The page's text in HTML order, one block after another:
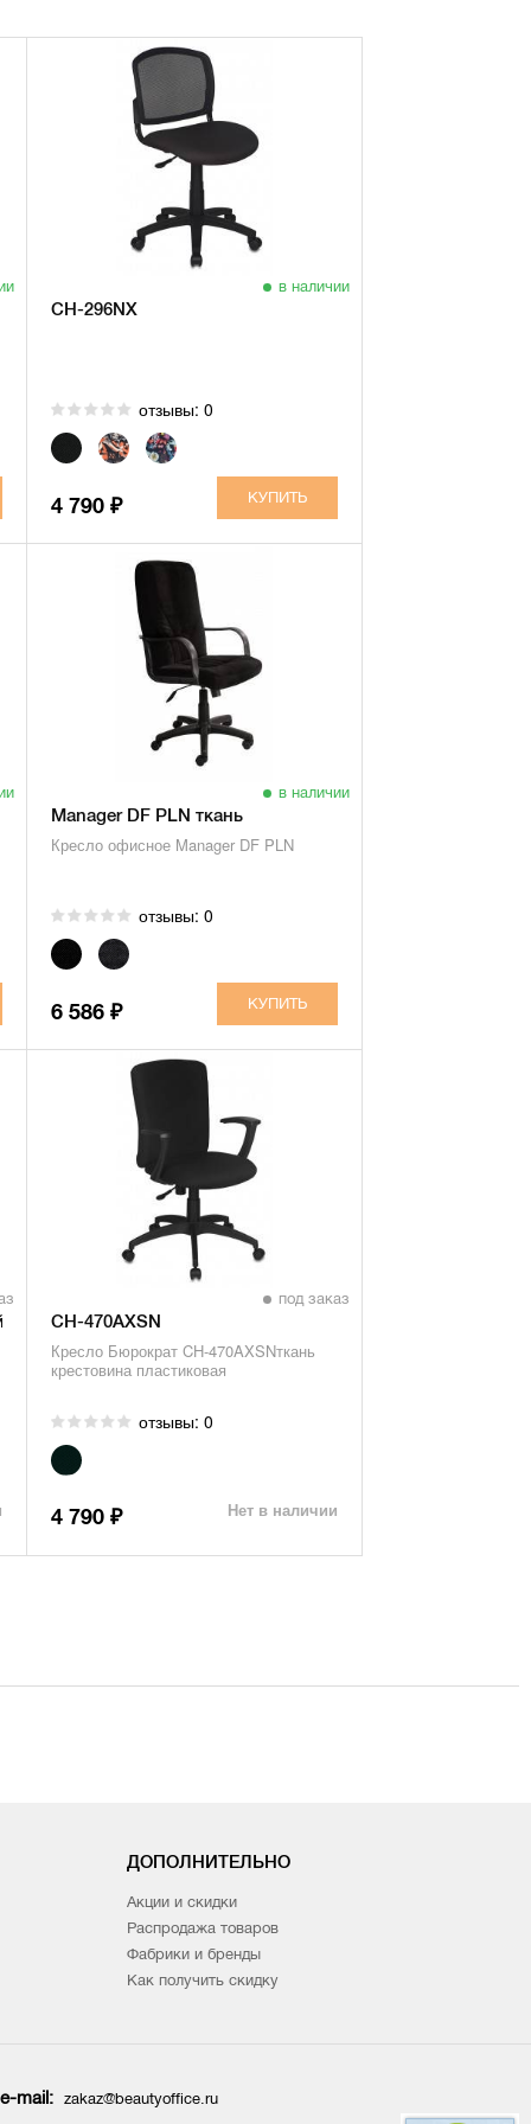
в наличии
CH-296NX
отзывы: 0
4 790 ₽
в наличии
Manager DF PLN ткань
Кресло офисное Manager DF PLN
отзывы: 0
6 586 ₽
пластик
под заказ
CH-470AXSN
Кресло Бюрократ CH-470AXSNткань
крестовина пластиковая
отзывы: 0
4 790 ₽ Нет в наличии
ДОПОЛНИТЕЛЬНО
Акции и скидки
Распродажа товаров
Фабрики и бренды
Как получить скидку
e-mail: zakaz@beautyoffice.ru